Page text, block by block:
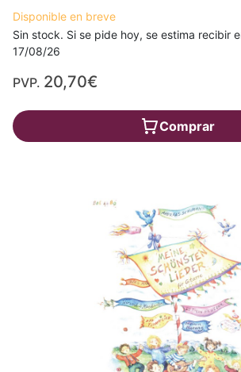
Disponible en breve
Sin stock. Si se pide hoy, se estima recibir
17/08/26
PVP. 20,70€
Comprar